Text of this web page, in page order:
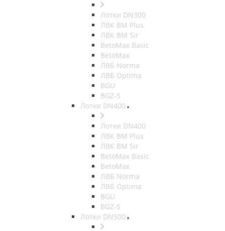
Лотки DN300
ЛВК ВМ Plus
ЛВК ВМ Sir
BetoMax Basic
BetoMax
ЛВБ Norma
ЛВБ Optima
BGU
BGZ-S
Лотки DN400
Лотки DN400
ЛВК ВМ Plus
ЛВК ВМ Sir
BetoMax Basic
BetoMax
ЛВБ Norma
ЛВБ Optima
BGU
BGZ-S
Лотки DN500